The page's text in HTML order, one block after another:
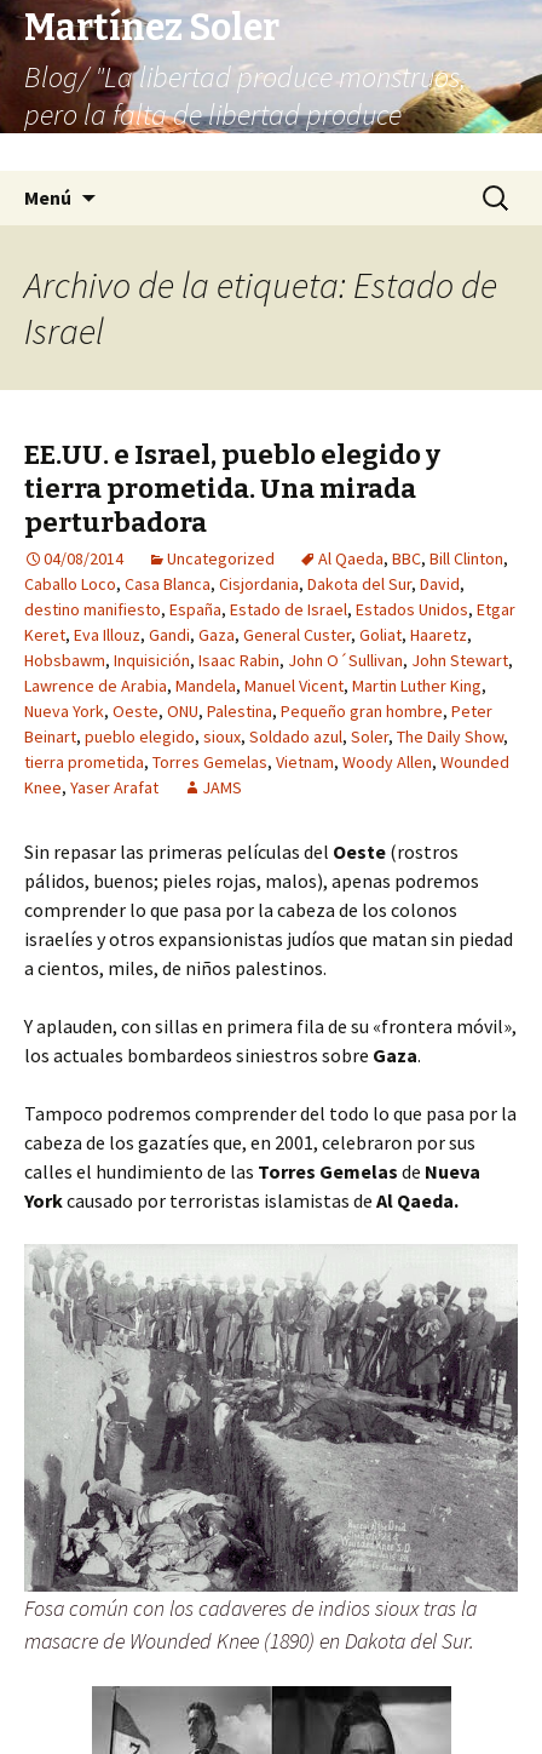
Martínez Soler
Blog/ "La libertad produce monstruos,
pero la falta de libertad produce
Menú Buscar:
Archivo de la etiqueta: Estado de
Israel
EE.UU. e Israel, pueblo elegido y
tierra prometida. Una mirada
perturbadora
04/08/2014 Uncategorized Al Qaeda, BBC, Bill Clinton,
Caballo Loco, Casa Blanca, Cisjordania, Dakota del Sur, David,
destino manifiesto, España, Estado de Israel, Estados Unidos, Etgar
Keret, Eva Illouz, Gandi, Gaza, General Custer, Goliat, Haaretz,
Hobsbawm, Inquisición, Isaac Rabin, John O´Sullivan, John Stewart,
Lawrence de Arabia, Mandela, Manuel Vicent, Martin Luther King,
Nueva York, Oeste, ONU, Palestina, Pequeño gran hombre, Peter
Beinart, pueblo elegido, sioux, Soldado azul, Soler, The Daily Show,
tierra prometida, Torres Gemelas, Vietnam, Woody Allen, Wounded
Knee, Yaser Arafat JAMS
Sin repasar las primeras películas del Oeste (rostros
pálidos, buenos; pieles rojas, malos), apenas podremos
comprender lo que pasa por la cabeza de los colonos
israelíes y otros expansionistas judíos que matan sin piedad
a cientos, miles, de niños palestinos.
Y aplauden, con sillas en primera fila de su «frontera móvil»,
los actuales bombardeos siniestros sobre Gaza.
Tampoco podremos comprender del todo lo que pasa por la
cabeza de los gazatíes que, en 2001, celebraron por sus
calles el hundimiento de las Torres Gemelas de Nueva
Yorkcausado por terroristas islamistas de Al Qaeda.
Fosa común con los cadaveres de indios sioux tras la
masacre de Wounded Knee (1890) en Dakota del Sur.